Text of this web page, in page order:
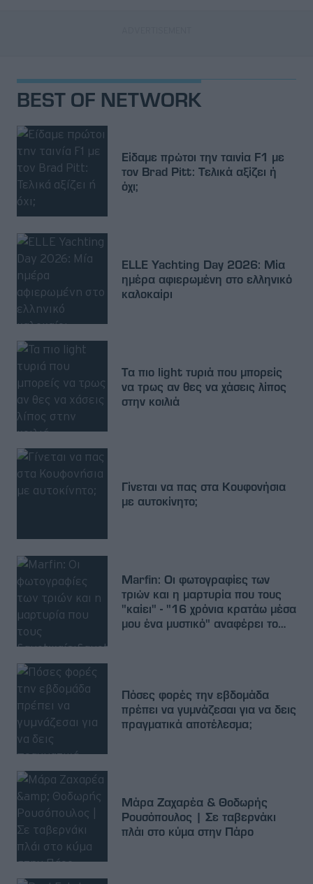
BEST OF NETWORK
Είδαμε πρώτοι την ταινία F1 με
τον Brad Pitt: Τελικά αξίζει ή
όχι;
ELLE Yachting Day 2026: Μία
ημέρα αφιερωμένη στο ελληνικό
καλοκαίρι
Τα πιο light τυριά που μπορείς
να τρως αν θες να χάσεις λίπος
στην κοιλιά
Γίνεται να πας στα Κουφονήσια
με αυτοκίνητο;
Marfin: Οι φωτογραφίες των
τριών και η μαρτυρία που τους
"καίει" - "16 χρόνια κρατάω μέσα
μου ένα μυστικό" αναφέρει το
Πόσες φορές την εβδομάδα
πρέπει να γυμνάζεσαι για να δεις
πραγματικά αποτέλεσμα;
Μάρα Ζαχαρέα & Θοδωρής
Ρουσόπουλος | Σε ταβερνάκι
πλάι στο κύμα στην Πάρο